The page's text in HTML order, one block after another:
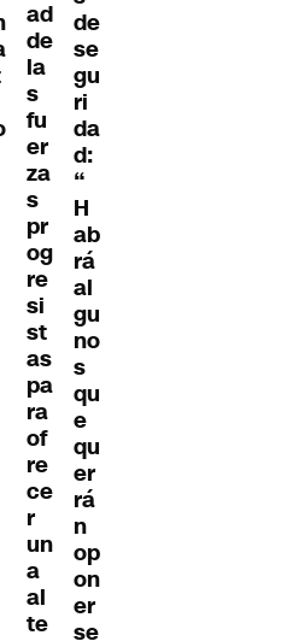
ad
de
la
s
fu
er
za
s
pr
og
re
si
st
as
pa
ra
of
re
ce
r
un
a
al
te
de
se
gu
ri
da
d:
“
H
ab
rá
al
gu
no
s
qu
e
qu
er
rá
n
op
on
er
se